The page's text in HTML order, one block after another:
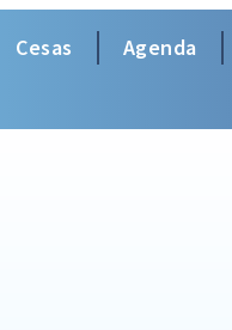
Cesas Agenda